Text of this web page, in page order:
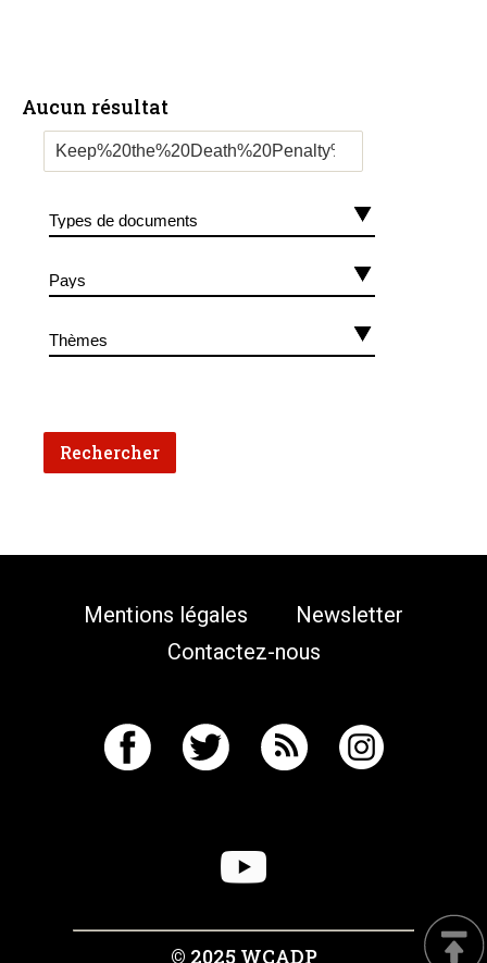
Aucun résultat
Mentions légales
Newsletter
Contactez-nous
© 2025 WCADP